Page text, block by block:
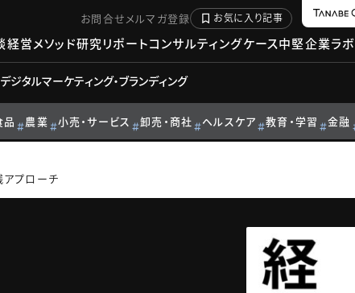
お問合せメルマガ登録 お気に入り記事
経営メソッド研究リポートコンサルティングケース中堅企業ラボ
デジタルマーケティング・ブランディング
品 農業 小売・サービス 卸売・商社 ヘルスケア 教育・学習 金融
アプローチ